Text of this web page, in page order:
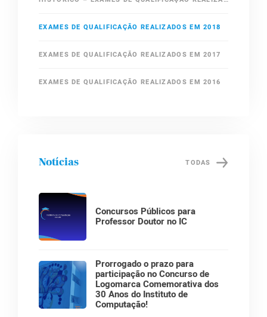
EXAMES DE QUALIFICAÇÃO REALIZADOS EM 2018
EXAMES DE QUALIFICAÇÃO REALIZADOS EM 2017
EXAMES DE QUALIFICAÇÃO REALIZADOS EM 2016
Notícias TODAS
Concursos Públicos para
Professor Doutor no IC
Prorrogado o prazo para
participação no Concurso de
Logomarca Comemorativa dos
30 Anos do Instituto de
Computação!